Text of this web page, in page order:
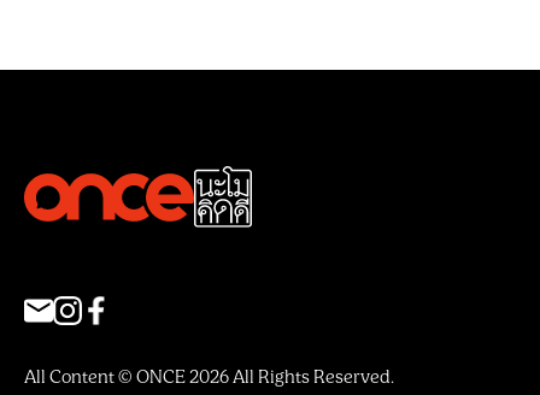
All Content © ONCE 2026 All Rights Reserved.